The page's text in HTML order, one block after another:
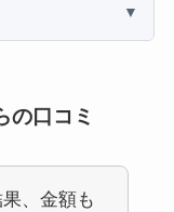
の口コミ
、金額も